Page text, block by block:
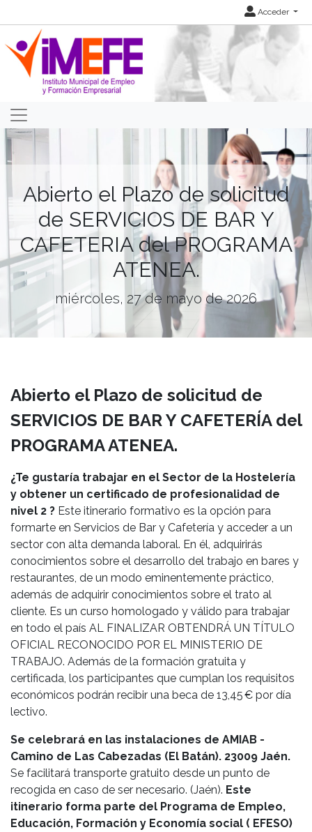
Acceder
Abierto el Plazo de solicitud
de SERVICIOS DE BAR Y
CAFETERIA del PROGRAMA
ATENEA.
miércoles, 27 de mayo de 2026
Abierto el Plazo de solicitud de
SERVICIOS DE BAR Y CAFETERÍA del
PROGRAMA ATENEA.
¿Te gustaría trabajar en el Sector de la Hostelería
y obtener un certificado de profesionalidad de
nivel 2 ? Este itinerario formativo es la opción para
formarte en Servicios de Bar y Cafetería y acceder a un
sector con alta demanda laboral. En él, adquirirás
conocimientos sobre el desarrollo del trabajo en bares y
restaurantes, de un modo eminentemente práctico,
además de adquirir conocimientos sobre el trato al
cliente. Es un curso homologado y válido para trabajar
en todo el país AL FINALIZAR OBTENDRÁ UN TÍTULO
OFICIAL RECONOCIDO POR EL MINISTERIO DE
TRABAJO. Además de la formación gratuita y
certificada, los participantes que cumplan los requisitos
económicos podrán recibir una beca de 13,45 € por día
lectivo.
Se celebrará en las instalaciones de AMIAB -
Camino de Las Cabezadas (El Batán). 23009 Jaén.
Se facilitará transporte gratuito desde un punto de
recogida en caso de ser necesario. (Jaén). Este
itinerario forma parte del Programa de Empleo,
Educación, Formación y Economía social ( EFESO)